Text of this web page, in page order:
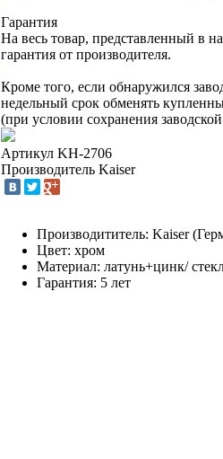
Гарантия
На весь товар, представленный в
гарантия от производителя.
Кроме того, если обнаружился
недельный срок обменять
(при условии сохранения
Артикул KH-2706
Производитель Kaiser
Производититель: Kaiser
Цвет: хром
Материал: латунь+цинк/
Гарантия: 5 лет